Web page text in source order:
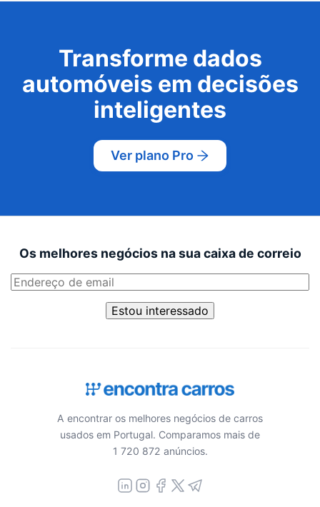
Transforme dados
automóveis em decisões
inteligentes
Ver plano Pro
Os melhores negócios na sua caixa de correio
Estou interessado
A encontrar os melhores negócios de carros
usados em Portugal. Comparamos mais de
1 720 872 anúncios.